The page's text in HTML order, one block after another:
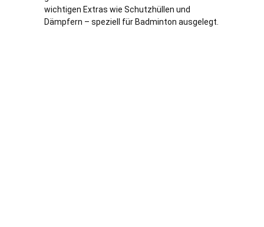
wichtigen Extras wie Schutzhüllen und
Dämpfern – speziell für Badminton ausgelegt.